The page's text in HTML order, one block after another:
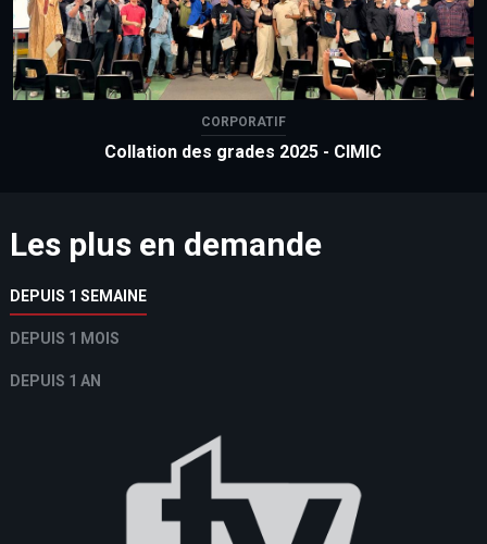
CORPORATIF
Collation des grades 2025 - CIMIC
Les plus en demande
DEPUIS 1 SEMAINE
DEPUIS 1 MOIS
DEPUIS 1 AN